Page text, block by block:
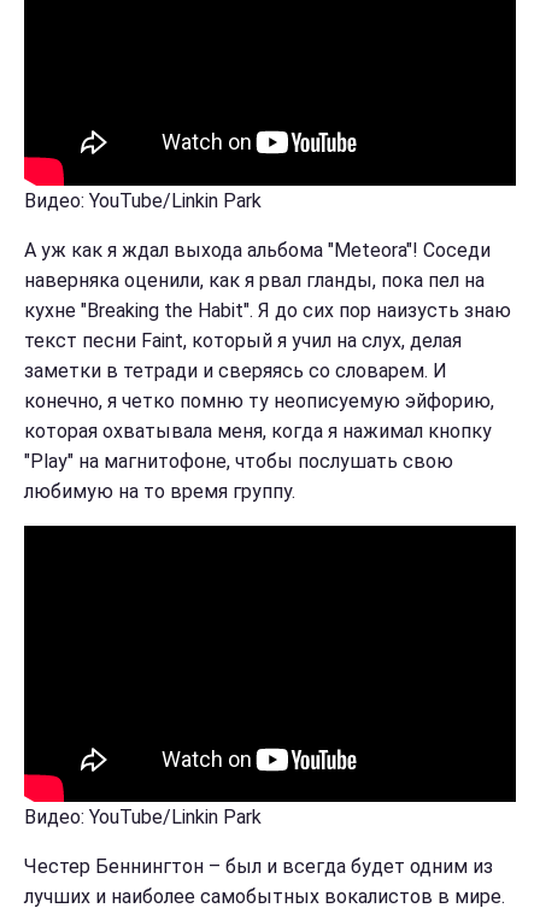
Видео: YouTube/Linkin Park
А уж как я ждал выхода альбома "Meteora"! Соседи
наверняка оценили, как я рвал гланды, пока пел на
кухне "Breaking the Habit". Я до сих пор наизусть знаю
текст песни Faint, который я учил на слух, делая
заметки в тетради и сверяясь со словарем. И
конечно, я четко помню ту неописуемую эйфорию,
которая охватывала меня, когда я нажимал кнопку
"Play" на магнитофоне, чтобы послушать свою
любимую на то время группу.
Видео: YouTube/Linkin Park
Честер Беннингтон – был и всегда будет одним из
лучших и наиболее самобытных вокалистов в мире.